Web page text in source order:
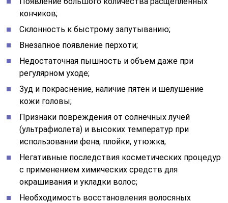
кончиков;
Склонность к быстрому запутыванию;
Внезапное появление перхоти;
Недостаточная пышность и объем даже при
регулярном уходе;
Зуд и покраснение, наличие пятен и шелушение
кожи головы;
Признаки повреждения от солнечных лучей
(ультрафиолета) и высоких температур при
использовании фена, плойки, утюжка;
Негативные последствия косметических процедур
с применением химических средств для
окрашивания и укладки волос;
Необходимость восстановления волосяных